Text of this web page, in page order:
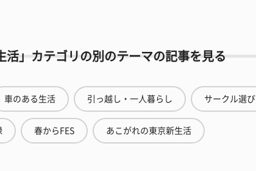
活」カテゴリの別のテーマの記事を見る
車のある生活 引っ越し・一人暮らし サークル選び
春からFES あこがれの東京新生活